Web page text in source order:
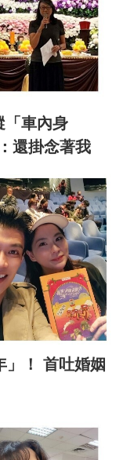
「車內身
還掛念著我
」！ 首吐婚姻